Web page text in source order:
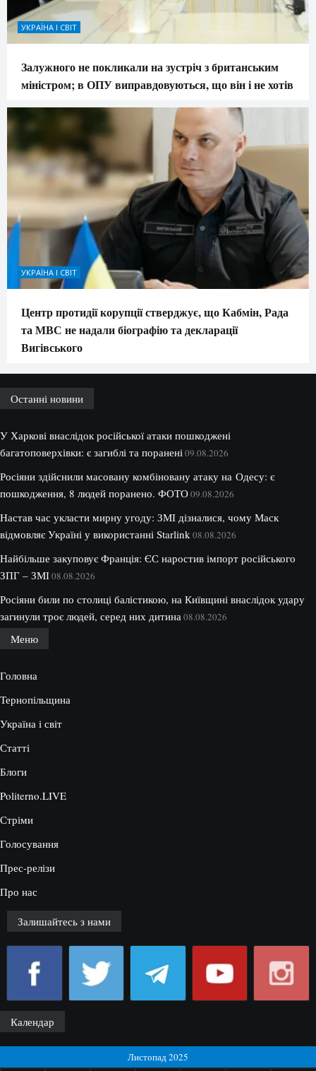
УКРАЇНА І СВІТ
Залужного не покликали на зустріч з британським
міністром; в ОПУ виправдовуються, що він і не хотів
УКРАЇНА І СВІТ
Центр протидії корупції стверджує, що Кабмін, Рада
та МВС не надали біографію та декларації
Вигівського
Останні новини
У Харкові внаслідок російської атаки пошкоджені
багатоповерхівки: є загиблі та поранені 09.08.2026
Росіяни здійснили масовану комбіновану атаку на Одесу: є
пошкодження, 8 людей поранено. ФОТО09.08.2026
Настав час укласти мирну угоду: ЗМІ дізналися, чому Маск
відмовляє Україні у використанні Starlink 08.08.2026
Найбільше закуповує Франція: ЄС наростив імпорт російського
ЗПГ – ЗМІ08.08.2026
Росіяни били по столиці балістикою, на Київщині внаслідок удару
загинули троє людей, серед них дитина 08.08.2026
Меню
Головна
Тернопільщина
Україна і світ
Статті
Блоги
Politerno.LIVE
Стріми
Голосування
Прес-релізи
Про нас
Залишайтесь з нами
Календар
Листопад 2025